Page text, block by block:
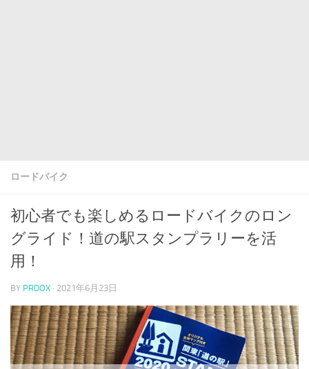
ロードバイク
初心者でも楽しめるロードバイクのロン
グライド！道の駅スタンプラリーを活
用！
BY PRDOX · 2021年6月23日